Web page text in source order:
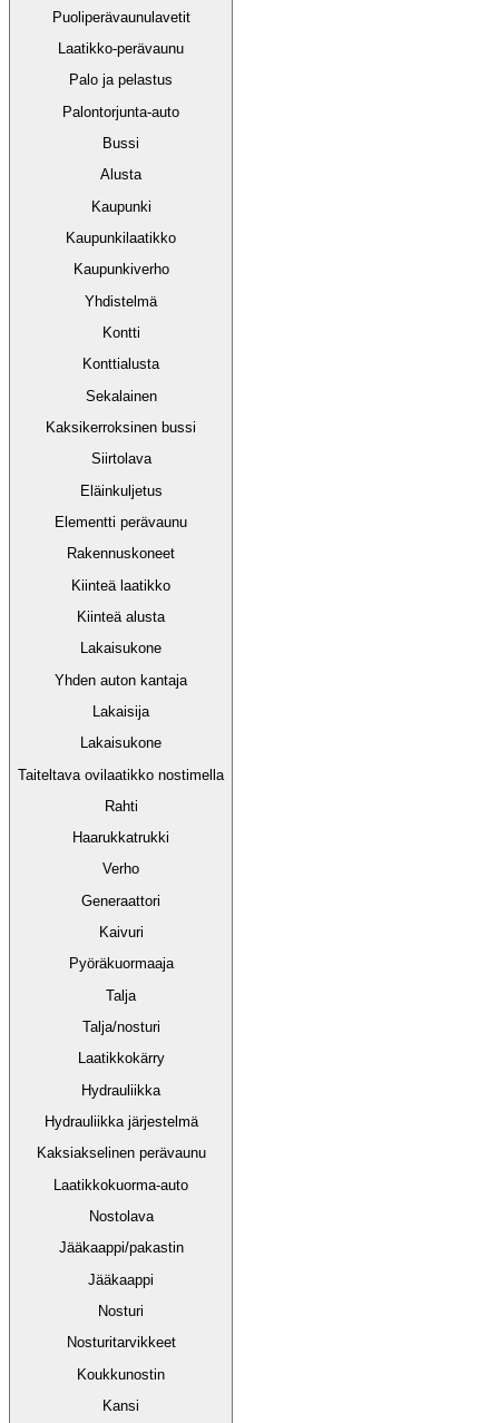
Puoliperävaunulavetit
Laatikko-perävaunu
Palo ja pelastus
Palontorjunta-auto
Bussi
Alusta
Kaupunki
Kaupunkilaatikko
Kaupunkiverho
Yhdistelmä
Kontti
Konttialusta
Sekalainen
Kaksikerroksinen bussi
Siirtolava
Eläinkuljetus
Elementti perävaunu
Rakennuskoneet
Kiinteä laatikko
Kiinteä alusta
Lakaisukone
Yhden auton kantaja
Lakaisija
Lakaisukone
Taiteltava ovilaatikko nostimella
Rahti
Haarukkatrukki
Verho
Generaattori
Kaivuri
Pyöräkuormaaja
Talja
Talja/nosturi
Laatikkokärry
Hydrauliikka
Hydrauliikka järjestelmä
Kaksiakselinen perävaunu
Laatikkokuorma-auto
Nostolava
Jääkaappi/pakastin
Jääkaappi
Nosturi
Nosturitarvikkeet
Koukkunostin
Kansi